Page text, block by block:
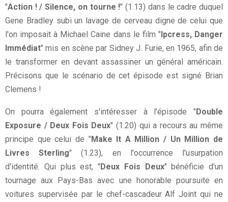
"Action ! / Silence, on tourne !" (1.13) dans le cadre duquel
Gene Bradley subi un lavage de cerveau digne de celui que
l'on imposait à Michael Caine dans le film "Ipcress, Danger
Immédiat" mis en scène par Sidney J. Furie, en 1965, afin de
le transformer en devant assassiner un général américain.
Précisons que le scénario de cet épisode est signé Brian
Clemens !
On pourra également s'intéresser à l'épisode "Double
Exposure / Deux Fois Deux" (1.20) qui a recours au même
principe que celui de "Make It A Million / Un Million de
Livres Sterling" (1.23), en l'occurrence l'usurpation
d'identité. Qui plus est, "Deux Fois Deux" bénéficie d'un
tournage aux Pays-Bas avec une honorable poursuite en
voitures supervisée par le chef-cascadeur Alf Joint qui ne